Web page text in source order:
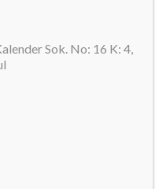
Sok. No: 16 K: 4,